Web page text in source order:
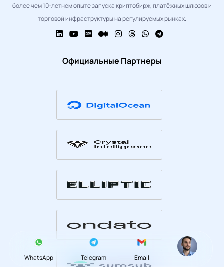
более чем 10-летнем опыте запуска криптобирж, платёжных шлюзов и
торговой инфраструктуры на регулируемых рынках.
Официальные Партнеры
WhatsApp Telegram Email